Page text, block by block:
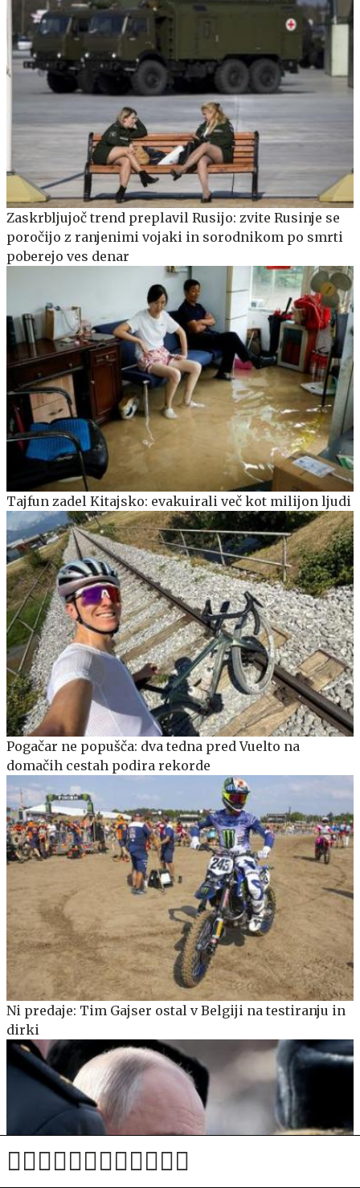
Zaskrbljujoč trend preplavil Rusijo: zvite Rusinje se
poročijo z ranjenimi vojaki in sorodnikom po smrti
poberejo ves denar
Tajfun zadel Kitajsko: evakuirali več kot milijon ljudi
Pogačar ne popušča: dva tedna pred Vuelto na
domačih cestah podira rekorde
Ni predaje: Tim Gajser ostal v Belgiji na testiranju in
dirki